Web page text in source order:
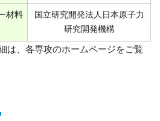
材料
国立研究開発法人日本原子力
研究開発機構
は、各専攻のホームページをご覧